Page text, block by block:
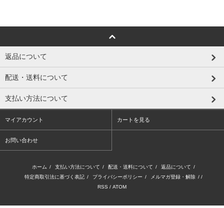
返品について
配送・送料について
支払い方法について
マイアカウント カートを見る
お問い合わせ
ホーム / 支払い方法について / 配送・送料について / 返品について /
特定商取引法に基づく表記 / プライバシーポリシー / メルマガ登録・解除 / /
RSS / ATOM